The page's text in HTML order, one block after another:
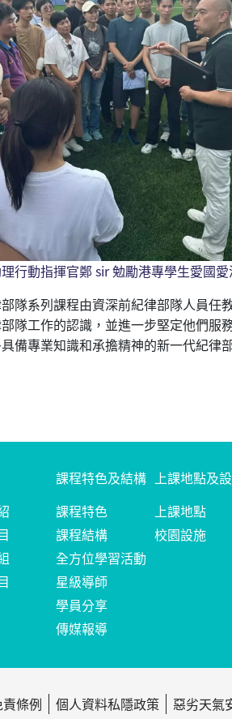
行動指揮官鄭 sir 勉勵港專學生愛國
隊系列課程由資深前紀律部隊人員
隊工作的認識，並進一步堅定他們
備專業知識和承擔精神的新一代紀律
課程特色及結構
課程特色
課程結構
全方位學習活動
星級導師
學員分享
傳媒報導
上課地點及
上課地點
校園設施
責條例 個人資料私隱政策 惡劣天氣